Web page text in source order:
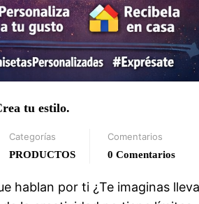
tu estilo.
Categorías
PRODUCTOS
Comentarios
0 Comentarios
hablan por ti ¿Te imaginas